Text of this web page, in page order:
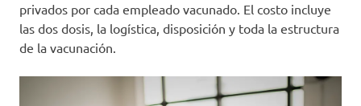
privados por cada empleado vacunado. El costo incluye
las dos dosis, la logística, disposición y toda la estructura
de la vacunación.